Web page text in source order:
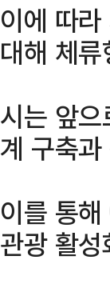
이에 따
대해 체
시는 앞
계 구축
이를 통
관광 활